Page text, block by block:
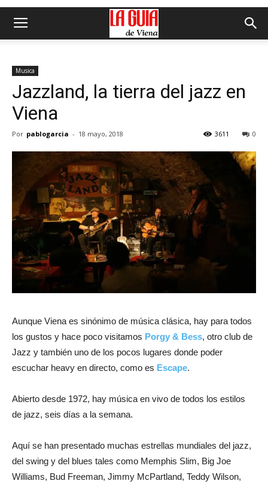
Musica
Jazzland, la tierra del jazz en
Viena
Por pablogarcia - 18 mayo, 2018 0
3611
Aunque Viena es sinónimo de música clásica, hay para todos
los gustos y hace poco visitamos Porgy & Bess, otro club de
Jazz y también uno de los pocos lugares donde poder
escuchar heavy en directo, como es Escape.
Abierto desde 1972, hay música en vivo de todos los estilos
de jazz, seis días a la semana.
Aquí se han presentado muchas estrellas mundiales del jazz,
del swing y del blues tales como Memphis Slim, Big Joe
Williams, Bud Freeman, Jimmy McPartland, Teddy Wilson,